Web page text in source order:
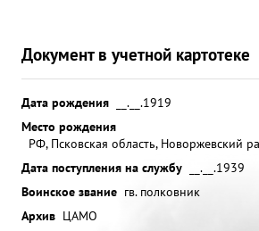
Документ в учетной картотеке
Дата рождения
__.__.1919
Место рождения
РФ, Псковская область, Новоржевский
Дата поступления на службу
__.__.1939
Воинское звание гв. полковник
Архив ЦАМО